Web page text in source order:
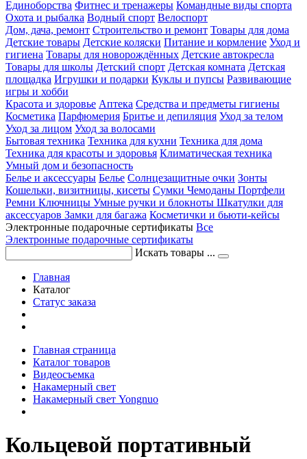
Единоборства Фитнес и тренажеры Командные виды спорта
Охота и рыбалка Водный спорт Велоспорт
Дом, дача, ремонт Строительство и ремонт Товары для дома
Детские товары Детские коляски Питание и кормление Уход и
гигиена Товары для новорождённых Детские автокресла
Товары для школы Детский спорт Детская комната Детская
площадка Игрушки и подарки Куклы и пупсы Развивающие
игры и хобби
Красота и здоровье Аптека Средства и предметы гигиены
Косметика Парфюмерия Бритье и депиляция Уход за телом
Уход за лицом Уход за волосами
Бытовая техника Техника для кухни Техника для дома
Техника для красоты и здоровья Климатическая техника
Умный дом и безопасность
Белье и аксессуары Белье Солнцезащитные очки Зонты
Кошельки, визитницы, кисеты Сумки Чемоданы Портфели
Ремни Ключницы Умные ручки и блокноты Шкатулки для
аксессуаров Замки для багажа Косметички и бьюти-кейсы
Электронные подарочные сертификаты Все
Электронные подарочные сертификаты
Искать товары ...
Главная
Каталог
Статус заказа
Главная страница
Каталог товаров
Видеосъемка
Накамерный свет
Накамерный свет Yongnuo
Кольцевой портативный